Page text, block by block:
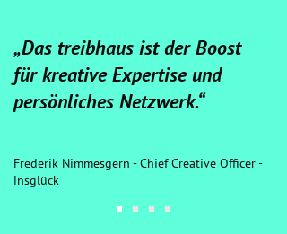
„Das treibhaus ist der Boost
für kreative Expertise und
persönliches Netzwerk.“
Frederik Nimmesgern - Chief Creative Officer -
insglück